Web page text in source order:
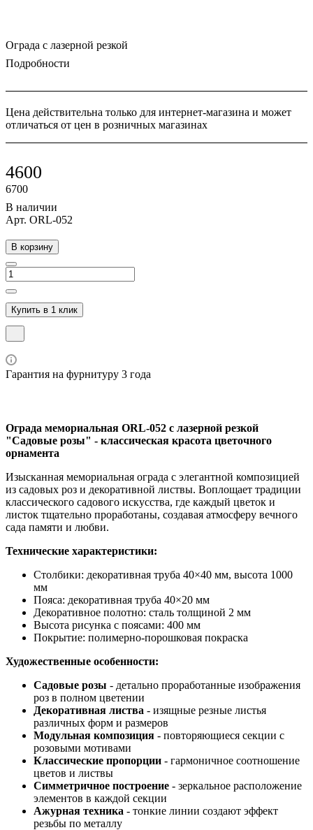
Ограда с лазерной резкой
Подробности
Цена действительна только для интернет-магазина и может
отличаться от цен в розничных магазинах
4600
6700
В наличии
Арт. ORL-052
В корзину
Купить в 1 клик
Гарантия на фурнитуру 3 года
Ограда мемориальная ORL-052 с лазерной резкой
"Садовые розы" - классическая красота цветочного
орнамента
Изысканная мемориальная ограда с элегантной композицией
из садовых роз и декоративной листвы. Воплощает традиции
классического садового искусства, где каждый цветок и
листок тщательно проработаны, создавая атмосферу вечного
сада памяти и любви.
Технические характеристики:
Столбики: декоративная труба 40×40 мм, высота 1000
мм
Пояса: декоративная труба 40×20 мм
Декоративное полотно: сталь толщиной 2 мм
Высота рисунка с поясами: 400 мм
Покрытие: полимерно-порошковая покраска
Художественные особенности:
Садовые розы - детально проработанные изображения
роз в полном цветении
Декоративная листва - изящные резные листья
различных форм и размеров
Модульная композиция - повторяющиеся секции с
розовыми мотивами
Классические пропорции - гармоничное соотношение
цветов и листвы
Симметричное построение - зеркальное расположение
элементов в каждой секции
Ажурная техника - тонкие линии создают эффект
резьбы по металлу